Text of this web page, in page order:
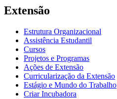
Extensão
Estrutura Organizacional
Assistência Estudantil
Cursos
Projetos e Programas
Ações de Extensão
Curricularização da Extensão
Estágio e Mundo do Trabalho
Criar Incubadora